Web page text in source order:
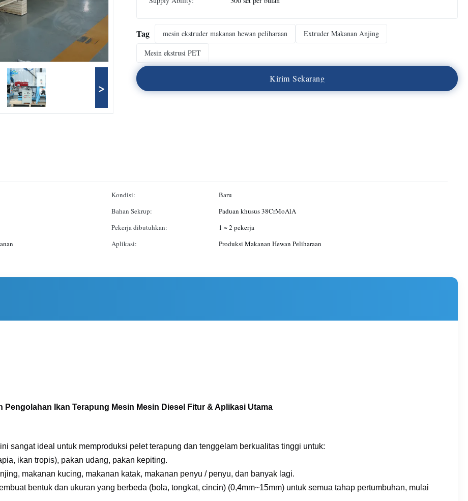
>
Tag mesin ekstruder makanan hewan peliharaan
Extruder Makanan Anjing
Mesin ekstrusi PET
Kirim Sekarang
Kondisi:
Baru
Bahan Sekrup:
Paduan khusus 38CrMoAlA
Pekerja dibutuhkan:
1 ~ 2 pekerja
Aplikasi: Produksi Makanan Hewan Peliharaan
Pengolahan Ikan Terapung Mesin Mesin Diesel Fitur & Aplikasi Utama
sangat ideal untuk memproduksi pelet terapung dan tenggelam berkualitas tinggi untuk:
ikan tropis), pakan udang, pakan kepiting.
makanan kucing, makanan katak, makanan penyu / penyu, dan banyak lagi.
bentuk dan ukuran yang berbeda (bola, tongkat, cincin) (0,4mm~15mm) untuk semua tahap pertumbuhan, mulai